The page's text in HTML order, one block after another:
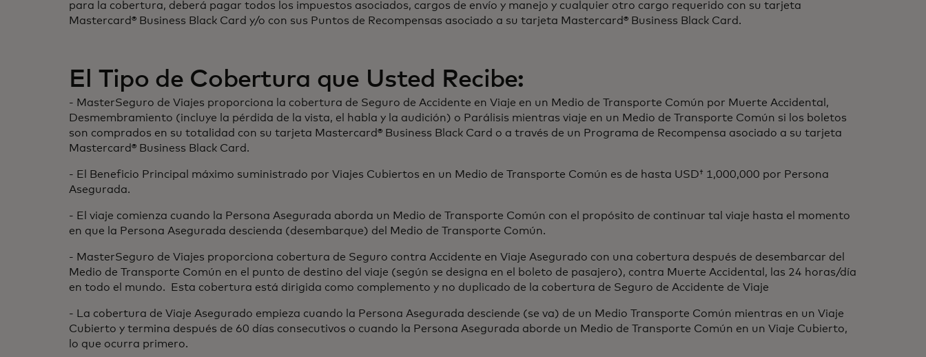
para la cobertura, deberá pagar todos los impuestos asociados, cargos de envío y manejo y cualquier otro cargo requerido con su tarjeta
Mastercard® Business Black Card y/o con sus Puntos de Recompensas asociado a su tarjeta Mastercard® Business Black Card.
El Tipo de Cobertura que Usted Recibe:
- MasterSeguro de Viajes proporciona la cobertura de Seguro de Accidente en Viaje en un Medio de Transporte Común por Muerte Accidental,
Desmembramiento (incluye la pérdida de la vista, el habla y la audición) o Parálisis mientras viaje en un Medio de Transporte Común si los boletos
son comprados en su totalidad con su tarjeta Mastercard® Business Black Card o a través de un Programa de Recompensa asociado a su tarjeta
Mastercard® Business Black Card.
- El Beneficio Principal máximo suministrado por Viajes Cubiertos en un Medio de Transporte Común es de hasta USD† 1,000,000 por Persona
Asegurada.
- El viaje comienza cuando la Persona Asegurada aborda un Medio de Transporte Común con el propósito de continuar tal viaje hasta el momento
en que la Persona Asegurada descienda (desembarque) del Medio de Transporte Común.
- MasterSeguro de Viajes proporciona cobertura de Seguro contra Accidente en Viaje Asegurado con una cobertura después de desembarcar del
Medio de Transporte Común en el punto de destino del viaje (según se designa en el boleto de pasajero), contra Muerte Accidental, las 24 horas/día
en todo el mundo. Esta cobertura está dirigida como complemento y no duplicado de la cobertura de Seguro de Accidente de Viaje
- La cobertura de Viaje Asegurado empieza cuando la Persona Asegurada desciende (se va) de un Medio Transporte Común mientras en un Viaje
Cubierto y termina después de 60 días consecutivos o cuando la Persona Asegurada aborde un Medio de Transporte Común en un Viaje Cubierto,
lo que ocurra primero.